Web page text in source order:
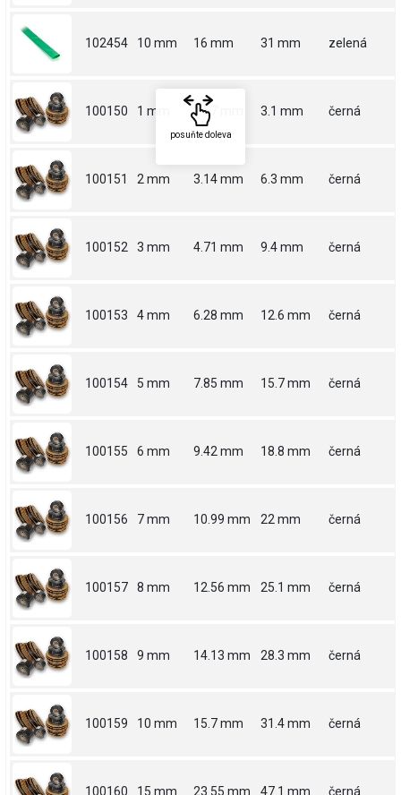
102454 10 mm 16 mm 31 mm zelená
100150 1 mm 1.57 mm 3.1 mm černá
100151 2 mm 3.14 mm 6.3 mm černá
100152 3 mm 4.71 mm 9.4 mm černá
100153 4 mm 6.28 mm 12.6 mm černá
100154 5 mm 7.85 mm 15.7 mm černá
100155 6 mm 9.42 mm 18.8 mm černá
100156 7 mm 10.99 mm 22 mm černá
100157 8 mm 12.56 mm 25.1 mm černá
100158 9 mm 14.13 mm 28.3 mm černá
100159 10 mm 15.7 mm 31.4 mm černá
100160 15 mm 23.55 mm 47.1 mm černá
posuňte doleva